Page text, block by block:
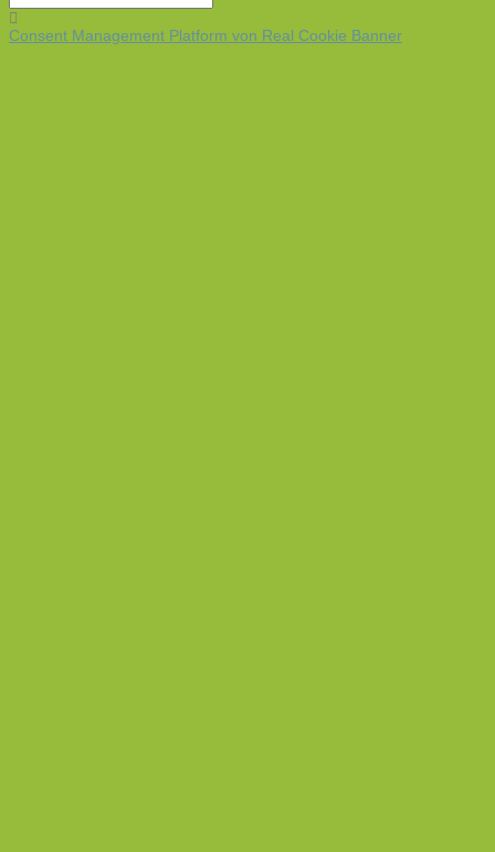
Consent Management Platform von Real Cookie Banner